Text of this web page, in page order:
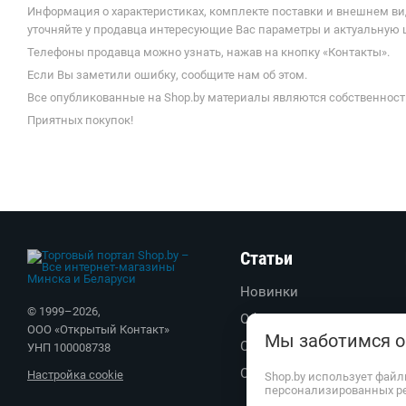
Информация о характеристиках, комплекте поставки и внешнем
уточняйте у продавца интересующие Вас параметры и актуальную
Телефоны продавца можно узнать, нажав на кнопку «Контакты».
Если Вы заметили ошибку, сообщите нам об этом.
Все опубликованные на Shop.by материалы являются
Приятных покупок!
Статьи
Новинки
Обзоры
Советы
Обратите внимание
© 1999–2026,
ООО «Открытый Контакт»
УНП 100008738
Настройка cookie
Мы заботимся
Shop.by использует
персонализированных